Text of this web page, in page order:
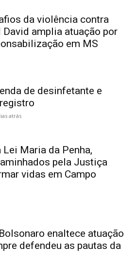
da violência contra
David amplia atuação por
em MS
de desinfetante e
atrás
Maria da Penha,
pela Justiça
vidas em Campo
enaltece atuação
defendeu as pautas da